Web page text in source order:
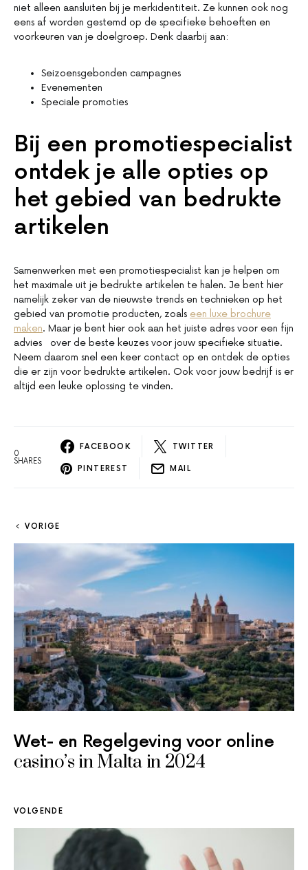
niet alleen aansluiten bij je merkidentiteit. Ze kunnen ook nog
eens af worden gestemd op de specifieke behoeften en
voorkeuren van je doelgroep. Denk daarbij aan:
Seizoensgebonden campagnes
Evenementen
Speciale promoties
Bij een promotiespecialist
ontdek je alle opties op
het gebied van bedrukte
artikelen
Samenwerken met een promotiespecialist kan je helpen om
het maximale uit je bedrukte artikelen te halen. Je bent hier
namelijk zeker van de nieuwste trends en technieken op het
gebied van promotie producten, zoals een luxe brochure
maken. Maar je bent hier ook aan het juiste adres voor een fijn
advies over de beste keuzes voor jouw specifieke situatie.
Neem daarom snel een keer contact op en ontdek de opties
die er zijn voor bedrukte artikelen. Ook voor jouw bedrijf is er
altijd een leuke oplossing te vinden.
0
SHARES
FACEBOOK TWITTER
PINTEREST MAIL
VORIGE
Wet- en Regelgeving voor online
casino’s in Malta in 2024
VOLGENDE